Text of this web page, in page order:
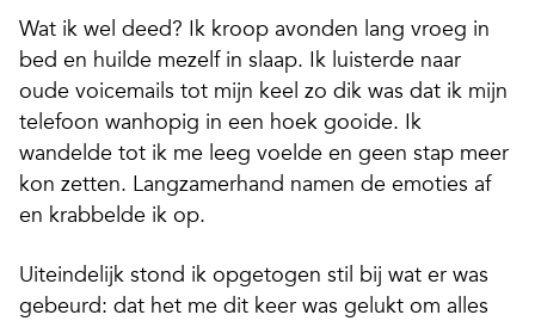
Wat ik wel deed? Ik kroop avonden lang vroeg in
bed en huilde mezelf in slaap. Ik luisterde naar
oude voicemails tot mijn keel zo dik was dat ik mijn
telefoon wanhopig in een hoek gooide. Ik
wandelde tot ik me leeg voelde en geen stap meer
kon zetten. Langzamerhand namen de emoties af
en krabbelde ik op.
Uiteindelijk stond ik opgetogen stil bij wat er was
gebeurd: dat het me dit keer was gelukt om alles